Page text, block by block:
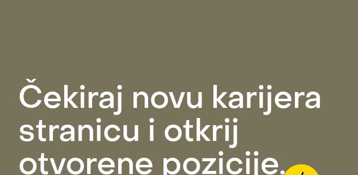
Čekiraj novu karijera
stranicu i otkrij
otvorene pozicije.